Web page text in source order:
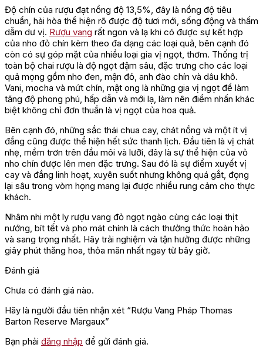
Độ chín của rượu đạt nồng độ 13,5%, đây là nồng độ tiêu
chuẩn, hài hòa thể hiện rõ được độ tươi mới, sống động và thấm
dẫm dư vị. Rượu vang rất ngon và lạ khi có được sự kết hợp
của nho đỏ chín kèm theo đa dạng các loại quả, bên cạnh đó
còn có sự góp mặt của nhiều loại gia vị ngọt, thơm. Thống trị
toàn bộ chai rượu là độ ngọt đậm sâu, đặc trưng cho các loại
quả mọng gồm nho đen, mận đỏ, anh đào chín và dâu khô.
Vani, mocha và mứt chín, mật ong là những gia vị ngọt để làm
tăng độ phong phú, hấp dẫn và mới lạ, làm nên điểm nhấn khác
biệt không chỉ đơn thuần là vị ngọt của hoa quả.
Bên cạnh đó, những sắc thái chua cay, chát nồng và một ít vị
đắng cũng được thể hiện hết sức thanh lịch. Đầu tiên là vị chát
nhẹ, mềm trơn trên đầu môi và lưỡi, đây là sự thể hiện của vỏ
nho chín được lên men đặc trưng. Sau đó là sự điểm xuyết vị
cay và đắng linh hoạt, xuyên suốt nhưng không quá gắt, đọng
lại sâu trong vòm họng mang lại được nhiều rung cảm cho thực
khách.
Nhâm nhi một ly rượu vang đỏ ngọt ngào cùng các loại thịt
nướng, bít tết và pho mát chính là cách thưởng thức hoàn hảo
và sang trọng nhất. Hãy trải nghiệm và tận hưởng được những
giây phút thăng hoa, thỏa mãn nhất ngay từ bây giờ.
Đánh giá
Chưa có đánh giá nào.
Hãy là người đầu tiên nhận xét “Rượu Vang Pháp Thomas
Barton Reserve Margaux”
Bạn phải đăng nhập để gửi đánh giá.